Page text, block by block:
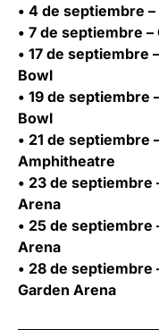
• 4 de septiembre
• 7 de septiembre
• 17 de septiembre
Bowl
• 19 de septiembre
Bowl
• 21 de septiembre
Amphitheatre
• 23 de septiembre
Arena
• 25 de septiembre
Arena
• 28 de septiembre
Garden Arena